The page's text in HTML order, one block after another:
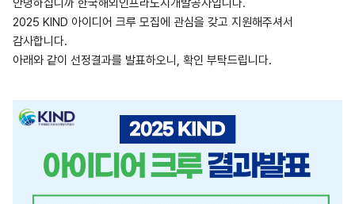
안녕하십니까 한국해외인프라도시개발공사입니다.
2025 KIND 아이디어 크루 모집에 관심을 갖고 지원해주셔서
감사합니다.
아래와 같이 선정결과를 발표하오니, 확인 부탁드립니다.